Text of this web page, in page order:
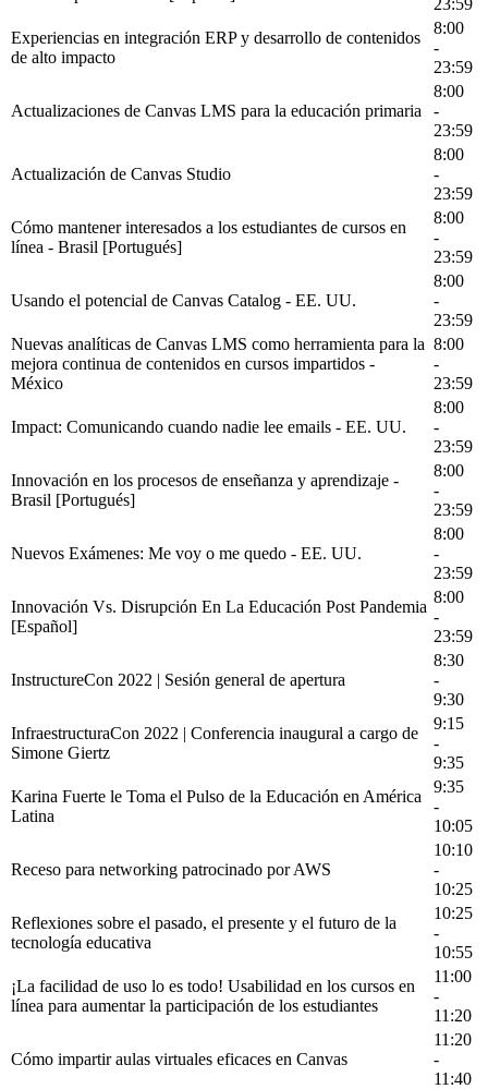
23:59
Experiencias en integración ERP y desarrollo de contenidos
de alto impacto
8:00
-
23:59
Actualizaciones de Canvas LMS para la educación primaria
8:00
-
23:59
Actualización de Canvas Studio
8:00
-
23:59
Cómo mantener interesados a los estudiantes de cursos en
línea - Brasil [Portugués]
8:00
-
23:59
Usando el potencial de Canvas Catalog - EE. UU.
8:00
-
23:59
Nuevas analíticas de Canvas LMS como herramienta para la
mejora continua de contenidos en cursos impartidos -
México
8:00
-
23:59
Impact: Comunicando cuando nadie lee emails - EE. UU.
8:00
-
23:59
Innovación en los procesos de enseñanza y aprendizaje -
Brasil [Portugués]
8:00
-
23:59
Nuevos Exámenes: Me voy o me quedo - EE. UU.
8:00
-
23:59
Innovación Vs. Disrupción En La Educación Post Pandemia
[Español]
8:00
-
23:59
InstructureCon 2022 | Sesión general de apertura
8:30
-
9:30
InfraestructuraCon 2022 | Conferencia inaugural a cargo de
Simone Giertz
9:15
-
9:35
Karina Fuerte le Toma el Pulso de la Educación en América
Latina
9:35
-
10:05
Receso para networking patrocinado por AWS
10:10
-
10:25
Reflexiones sobre el pasado, el presente y el futuro de la
tecnología educativa
10:25
-
10:55
¡La facilidad de uso lo es todo! Usabilidad en los cursos en
línea para aumentar la participación de los estudiantes
11:00
-
11:20
Cómo impartir aulas virtuales eficaces en Canvas
11:20
-
11:40